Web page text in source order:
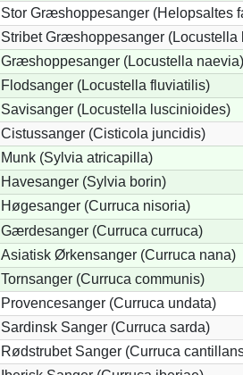
Stor Græshoppesanger (Helopsaltes
Stribet Græshoppesanger (Locustella
Græshoppesanger (Locustella naevia)
Flodsanger (Locustella fluviatilis)
Savisanger (Locustella luscinioides)
Cistussanger (Cisticola juncidis)
Munk (Sylvia atricapilla)
Havesanger (Sylvia borin)
Høgesanger (Curruca nisoria)
Gærdesanger (Curruca curruca)
Asiatisk Ørkensanger (Curruca nana)
Tornsanger (Curruca communis)
Provencesanger (Curruca undata)
Sardinsk Sanger (Curruca sarda)
Rødstrubet Sanger (Curruca